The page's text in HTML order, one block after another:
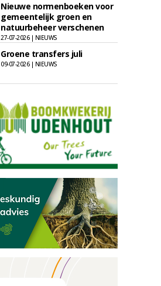
Nieuwe normenboeken voor
gemeentelijk groen en
natuurbeheer verschenen
27-07-2026 | NIEUWS
Groene transfers juli
09-07-2026 | NIEUWS